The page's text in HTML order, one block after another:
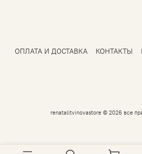
ОПЛАТА И ДОСТАВКА КОНТАКТЫ
renatalitvinovastore © 2026 все